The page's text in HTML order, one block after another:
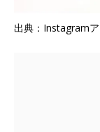
出典：Instagram